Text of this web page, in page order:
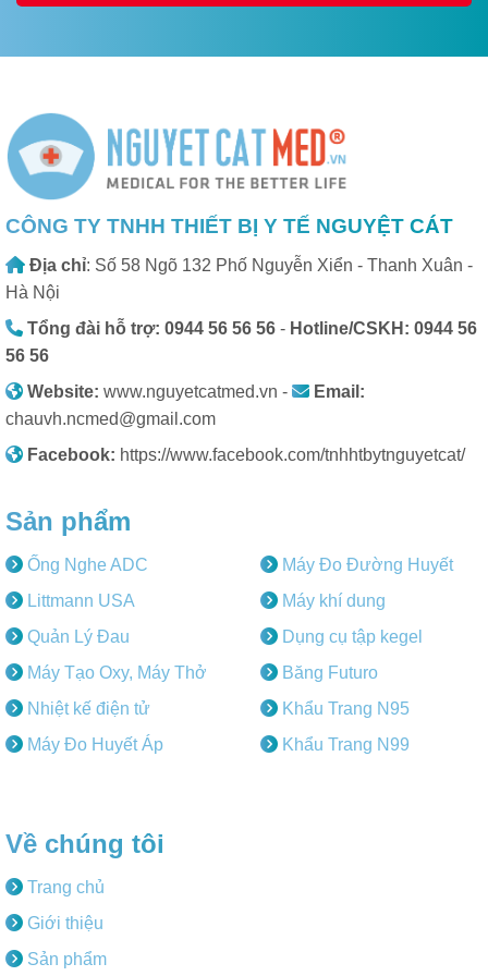
CÔNG TY TNHH THIẾT BỊ Y TẾ NGUYỆT CÁT
Địa chỉ: Số 58 Ngõ 132 Phố Nguyễn Xiển - Thanh Xuân -
Hà Nội
Tổng đài hỗ trợ: 0944 56 56 56 - Hotline/CSKH: 0944 56
56 56
Website: www.nguyetcatmed.vn -
Email:
chauvh.ncmed@gmail.com
Facebook: https://www.facebook.com/tnhhtbytnguyetcat/
Sản phẩm
Ống Nghe ADC
Littmann USA
Quản Lý Đau
Máy Tạo Oxy, Máy Thở
Nhiệt kế điện tử
Máy Đo Huyết Áp
Máy Đo Đường Huyết
Máy khí dung
Dụng cụ tập kegel
Băng Futuro
Khẩu Trang N95
Khẩu Trang N99
Về chúng tôi
Trang chủ
Giới thiệu
Sản phẩm